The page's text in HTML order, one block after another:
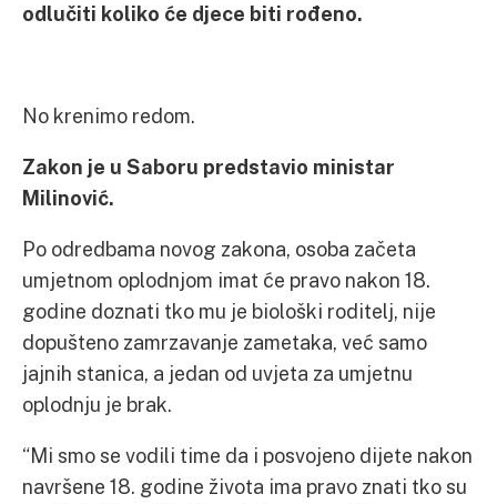
odlučiti koliko će djece biti rođeno.
No krenimo redom.
Zakon je u Saboru predstavio ministar
Milinović.
Po odredbama novog zakona, osoba začeta
umjetnom oplodnjom imat će pravo nakon 18.
godine doznati tko mu je biološki roditelj, nije
dopušteno zamrzavanje zametaka, već samo
jajnih stanica, a jedan od uvjeta za umjetnu
oplodnju je brak.
“Mi smo se vodili time da i posvojeno dijete nakon
navršene 18. godine života ima pravo znati tko su